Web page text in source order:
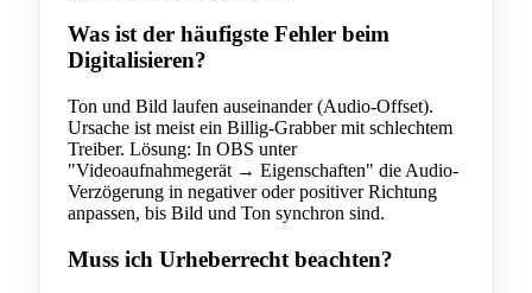
Was ist der häufigste Fehler beim
Digitalisieren?
Ton und Bild laufen auseinander (Audio-Offset).
Ursache ist meist ein Billig-Grabber mit schlechtem
Treiber. Lösung: In OBS unter
"Videoaufnahmegerät → Eigenschaften" die Audio-
Verzögerung in negativer oder positiver Richtung
anpassen, bis Bild und Ton synchron sind.
Muss ich Urheberrecht beachten?